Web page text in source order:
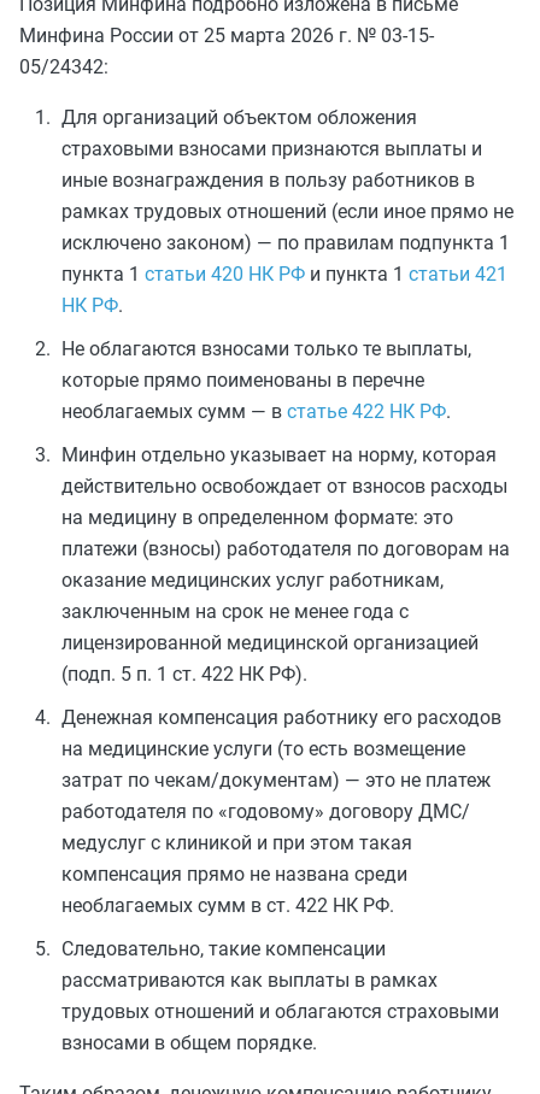
Минфина России от 25 марта 2026 г. № 03-15-
05/24342:
Для организаций объектом обложения
страховыми взносами признаются выплаты и
иные вознаграждения в пользу работников в
рамках трудовых отношений (если иное прямо не
исключено законом) — по правилам подпункта 1
пункта 1 статьи 420 НК РФ и пункта 1 статьи 421
НК РФ.
Не облагаются взносами только те выплаты,
которые прямо поименованы в перечне
необлагаемых сумм — в статье 422 НК РФ.
Минфин отдельно указывает на норму, которая
действительно освобождает от взносов расходы
на медицину в определенном формате: это
платежи (взносы) работодателя по договорам на
оказание медицинских услуг работникам,
заключенным на срок не менее года с
лицензированной медицинской организацией
(подп. 5 п. 1 ст. 422 НК РФ).
Денежная компенсация работнику его расходов
на медицинские услуги (то есть возмещение
затрат по чекам/документам) — это не платеж
работодателя по «годовому» договору ДМС/
медуслуг с клиникой и при этом такая
компенсация прямо не названа среди
необлагаемых сумм в ст. 422 НК РФ.
Следовательно, такие компенсации
рассматриваются как выплаты в рамках
трудовых отношений и облагаются страховыми
взносами в общем порядке.